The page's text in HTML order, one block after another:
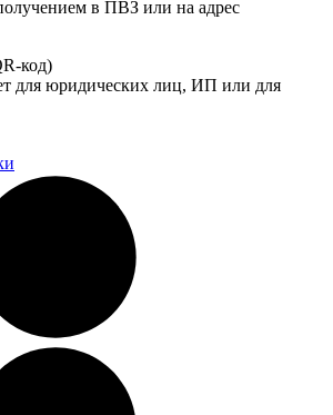
в ПВЗ или на адрес
код)
для юридических лиц, ИП или для